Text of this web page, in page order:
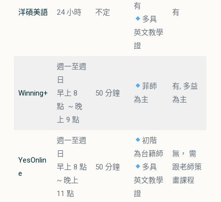
洋碩美語 24 小時 不定
有
多具
英文教學
證
有
Winning+
週一至週
日
早上 8
點 ~ 晚
上 9 點
50 分鐘
菲師
為主
有, 多益
為主
YesOnlin
e
週一至週
日
早上 8 點
~ 晚上
11 點
50 分鐘
初階
為台籍師
多具
英文教學
證
無， 需
跟老師策
畫課程